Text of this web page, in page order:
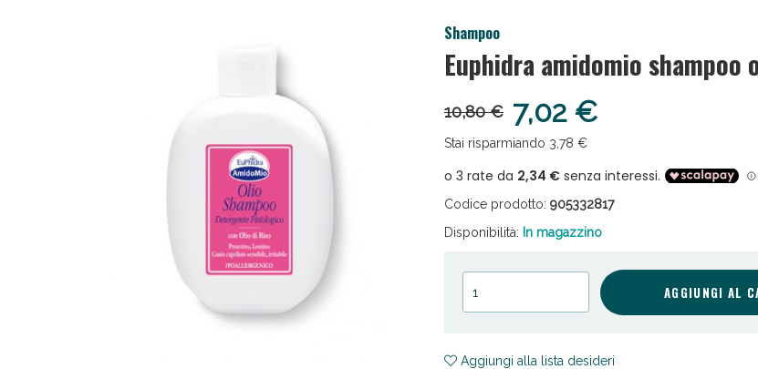
Shampoo
Euphidra amidomio
10,80 € 7,02 €
Stai risparmiando 3,78 €
Codice prodotto: 905332817
Disponibilità: In magazzino
AGGIUNGI AL
Aggiungi alla lista desideri
Drenanti e Pancia Piatta: Sconti fino al 55%
Salini e Multivitaminici: oggi Sconto extra